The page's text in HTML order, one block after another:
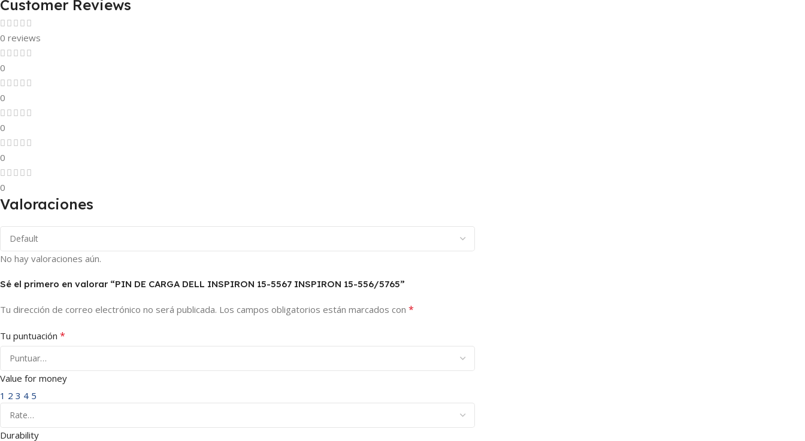
Customer Reviews
0 reviews
0
0
0
0
0
Valoraciones
No hay valoraciones aún.
Sé el primero en valorar “PIN DE CARGA DELL INSPIRON 15-5567 INSPIRON 15-556/5765”
Tu dirección de correo electrónico no será publicada. Los campos obligatorios están marcados con *
Tu puntuación *
Value for money
1 2 3 4 5
Durability